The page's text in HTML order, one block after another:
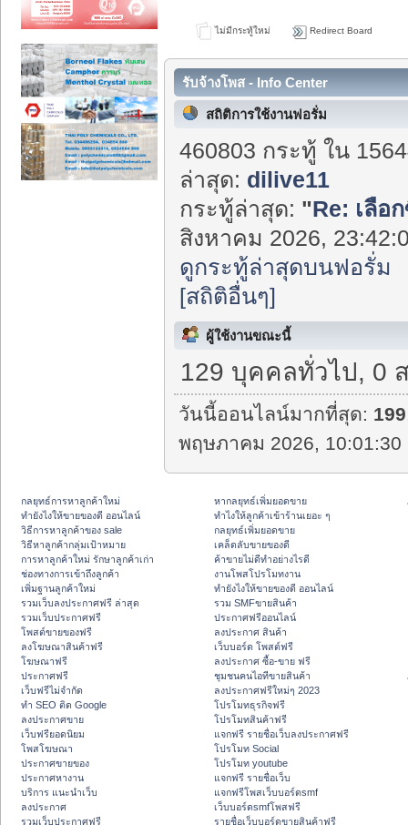
ไม่มีกระทู้ใหม่ Redirect Board
รับจ้างโพส - Info Center
สถิติการใช้งานฟอรั่ม
460803 กระทู้ ใน
ล่าสุด: dilive11
กระทู้ล่าสุด: "Re: เลือ
สิงหาคม 2026,
ดูกระทู้ล่าสุดบนฟอรั่ม
[สถิติอื่นๆ]
ผู้ใช้งานขณะนี้
129 บุคคลทั่วไป, 0
วันนี้ออนไลน์มากที่สุด: 199
พฤษภาคม 2026, 10:01:30
กลยุทธ์การหาลูกค้าใหม่
ทํายังไงให้ขายของดี ออนไลน์
วิธีการหาลูกค้าของ sale
วิธีหาลูกค้ากลุ่มเป้าหมาย
การหาลูกค้าใหม่ รักษาลูกค้าเก่า
ช่องทางการเข้าถึงลูกค้า
เพิ่มฐานลูกค้าใหม่
รวมเว็บลงประกาศฟรี ล่าสุด
รวมเว็บประกาศฟรี
โพสต์ขายของฟรี
ลงโฆษณาสินค้าฟรี
โฆษณาฟรี
ประกาศฟรี
เว็บฟรีไม่จำกัด
ทำ SEO ติด Google
ลงประกาศขาย
เว็บฟรียอดนิยม
โพสโฆษณา
ประกาศขายของ
ประกาศหางาน
บริการ แนะนำเว็บ
ลงประกาศ
รวมเว็บประกาศฟรี
หากลยุทธ์เพิ่มยอดขาย
ทําไงให้ลูกค้าเข้าร้านเยอะ ๆ
กลยุทธ์เพิ่มยอดขาย
เคล็ดลับขายของดี
ค้าขายไม่ดีทำอย่างไรดี
งานโพสโปรโมทงาน
ทํายังไงให้ขายของดี ออนไลน์
รวม SMFขายสินค้า
ประกาศฟรีออนไลน์
ลงประกาศ สินค้า
เว็บบอร์ด โพสต์ฟรี
ลงประกาศ ซื้อ-ขาย ฟรี
ชุมชนคนไอทีขายสินค้า
ลงประกาศฟรีใหม่ๆ 2023
โปรโมทธุรกิจฟรี
โปรโมทสินค้าฟรี
แจกฟรี รายชื่อเว็บลงประกาศฟรี
โปรโมท Social
โปรโมท youtube
แจกฟรี รายชื่อเว็บ
แจกฟรีโพสเว็บบอร์ดsmf
เว็บบอร์ดsmfโพสฟรี
รายชื่อเว็บบอร์ดขายสินค้าฟรี